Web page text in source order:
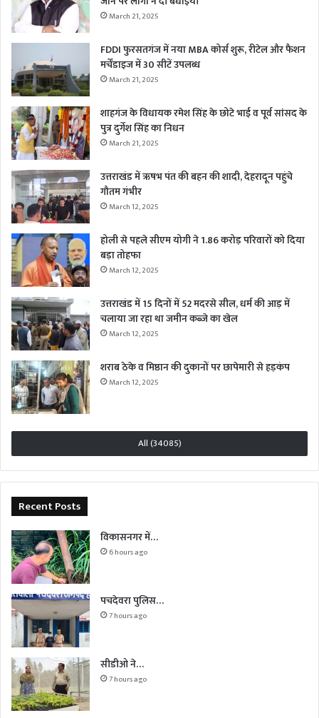
March 21, 2025
FDDI फुरसतगंज में नया MBA कोर्स शुरू, रीटेल और फैशन
मर्चेंडाइज में 30 सीटें उपलब्ध
March 21, 2025
शाहगंज के विधायक रमेश सिंह के छोटे भाई व पूर्व सांसद के
पुत्र दुर्गेश सिंह का निधन
March 21, 2025
उत्तराखंड में ऋषभ पंत की बहन की शादी, देहरादून पहुंचे
गौतम गंभीर
March 12, 2025
होली से पहले सीएम योगी ने 1.86 करोड़ परिवारों को दिया
बड़ा तोहफा
March 12, 2025
उत्तराखंड में 15 दिनों में 52 मदरसे सील, धर्म की आड़ में
चलाया जा रहा था जमीन कब्जे का खेल
March 12, 2025
शराब ठेके व मिष्ठान की दुकानों पर छापेमारी से हड़कंप
March 12, 2025
All (34085)
Recent Posts
विकासनगर में…
6 hours ago
पचदेवरा पुलिस…
7 hours ago
सीडीओ ने…
7 hours ago